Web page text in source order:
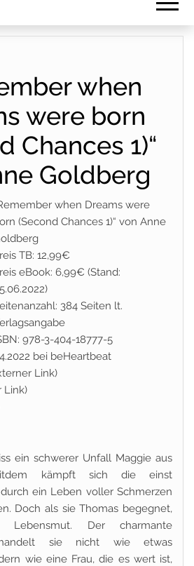
when
were born
Chances 1)“
Goldberg
when Dreams were
(Second Chances 1)“ von Anne
TB: 12,99€
eBook: 6,99€ (Stand:
384 Seiten lt.
978-3-404-18777-5
bei beHeartbeat
Link)
Link)
ein schwerer Unfall Maggie aus
kämpft sich die einst
ein Leben voller Schmerzen
Doch als sie Thomas begegnet,
Der charmante
sie nicht wie etwas
wie eine Frau, die es wert ist,